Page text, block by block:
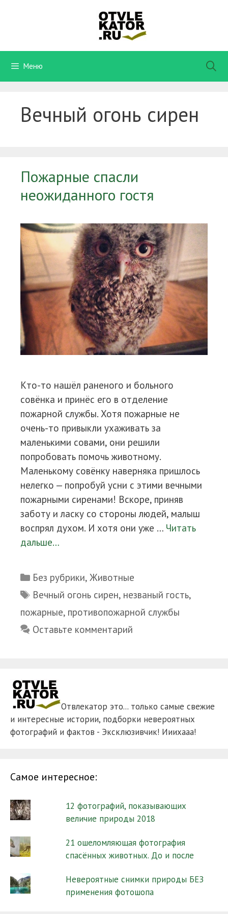
Меню
Вечный огонь сирен
Пожарные спасли
неожиданного гостя
Кто-то нашёл раненого и больного
совёнка и принёс его в отделение
пожарной службы. Хотя пожарные не
очень-то привыкли ухаживать за
маленькими совами, они решили
попробовать помочь животному.
Маленькому совёнку наверняка пришлось
нелегко — попробуй усни с этими вечными
пожарными сиренами! Вскоре, приняв
заботу и ласку со стороны людей, малыш
воспрял духом. И хотя они уже … Читать
дальше…
Рубрики
Без рубрики,Животные
Метки
Вечный огонь сирен, незваный гость,
пожарные, противопожарной службы
Оставьте комментарий
Отвлекатор это... только самые свежие
и интересные истории, подборки невероятных
фотографий и фактов - Эксклюзивчик! Ииихааа!
Самое интересное:
12 фотографий, показывающих
величие природы 2018
21 ошеломляющая фотография
спасённых животных. До и после
Невероятные снимки природы БЕЗ
применения фотошопа